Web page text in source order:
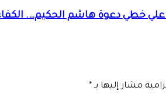
خطي دعوة هاشم الحكيم….
مشار إليها بـ *